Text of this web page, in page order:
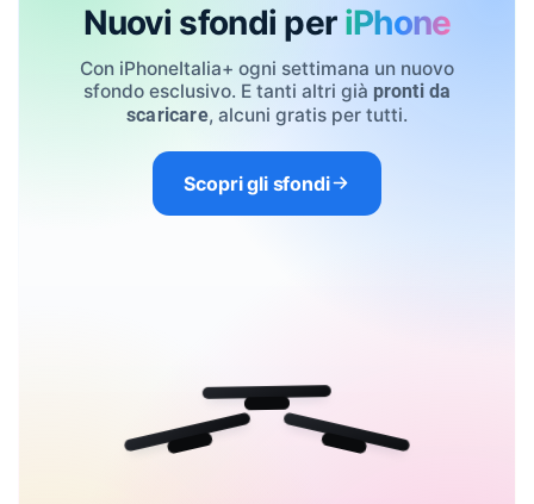
Nuovi sfondi per iPhone
Con iPhoneItalia+ ogni settimana un nuovo
sfondo esclusivo. E tanti altri già pronti da
scaricare, alcuni gratis per tutti.
Scopri gli sfondi